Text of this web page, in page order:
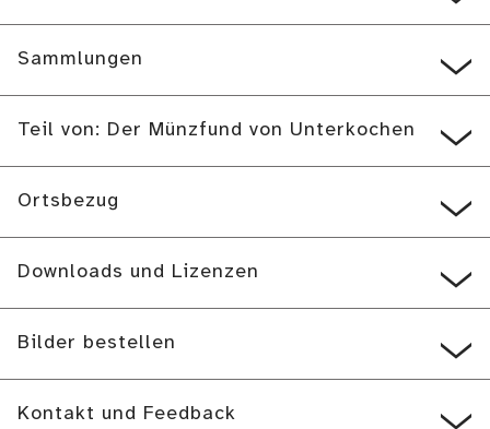
Sammlungen
Teil von: Der Münzfund von Unterkochen
Ortsbezug
Downloads und Lizenzen
Bilder bestellen
Kontakt und Feedback